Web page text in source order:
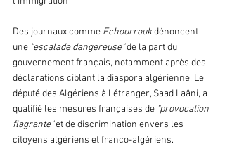
Des journaux comme Echourrouk dénoncent
une "escalade dangereuse" de la part du
gouvernement français, notamment après des
déclarations ciblant la diaspora algérienne. Le
député des Algériens à l’étranger, Saad Laâni, a
qualifié les mesures françaises de "provocation
flagrante" et de discrimination envers les
citoyens algériens et franco-algériens.